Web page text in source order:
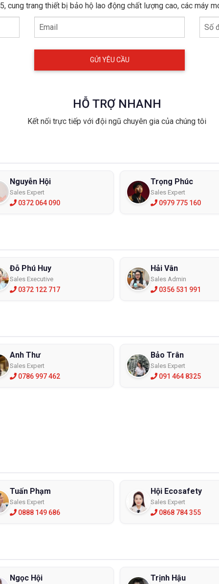
cung trang thiết bị bảo hộ lao động chất lượng cao, các máy
Email Số
HỖ TRỢ NHANH
Kết nối trực tiếp với đội ngũ chuyên gia của chúng tôi
Nguyễn Hội
Sales Expert
0372 064 090
Trọng Phúc
Sales Expert
0979 775 160
Đỗ Phú Huy
Sales Executive
0372 122 717
Hải Vân
Sales Admin
0356 531 991
Anh Thư
Sales Expert
0786 997 462
Bảo Trân
Sales Expert
091 464 8325
Tuấn Phạm
Sales Expert
0888 149 686
Hội Ecosafety
Sales Expert
0868 784 355
Ngọc Hội Trịnh Hậu